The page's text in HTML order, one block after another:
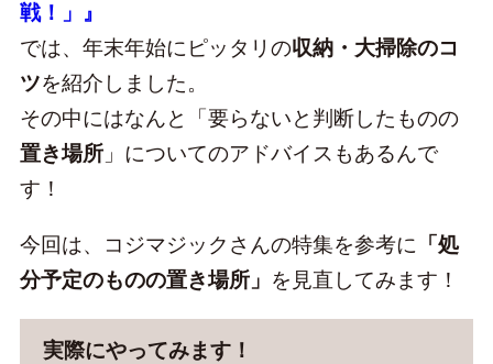
戦！」』
では、年末年始にピッタリの収納・大掃除のコ
ツを紹介しました。
その中にはなんと「要らないと判断したものの
置き場所」についてのアドバイスもあるんで
す！
今回は、コジマジックさんの特集を参考に 「処
分予定のものの置き場所」 を見直してみます！
実際にやってみます！